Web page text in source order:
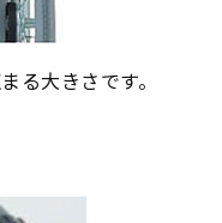
る大きさです。